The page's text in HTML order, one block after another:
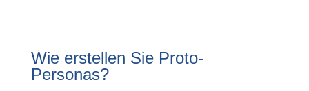
Wie erstellen Sie Proto-
Personas?